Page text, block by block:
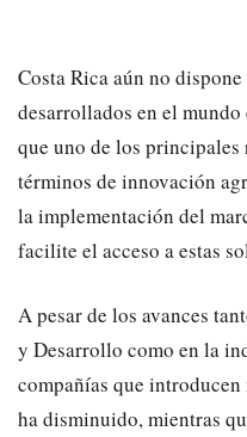
Costa Rica aún no
desarrollados en el
que uno de los principales
términos de innovación
la implementación del
facilite el acceso a estas
A pesar de los avances
y Desarrollo como en la
compañías que
ha disminuido, mientras